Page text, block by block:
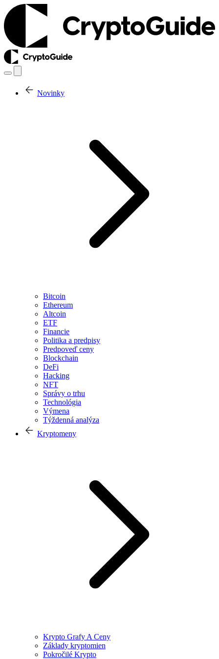
Novinky
Bitcoin
Ethereum
Altcoin
ETF
Financie
Politika a predpisy
Predpoveď ceny
Blockchain
DeFi
Hacking
NFT
Správy o trhu
Technológia
Výmena
Týždenná analýza
Kryptomeny
Krypto Grafy A Ceny
Základy kryptomien
Pokročilé Krypto